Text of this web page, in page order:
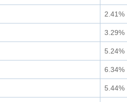
2.41%
3.29%
5.24%
6.34%
5.44%